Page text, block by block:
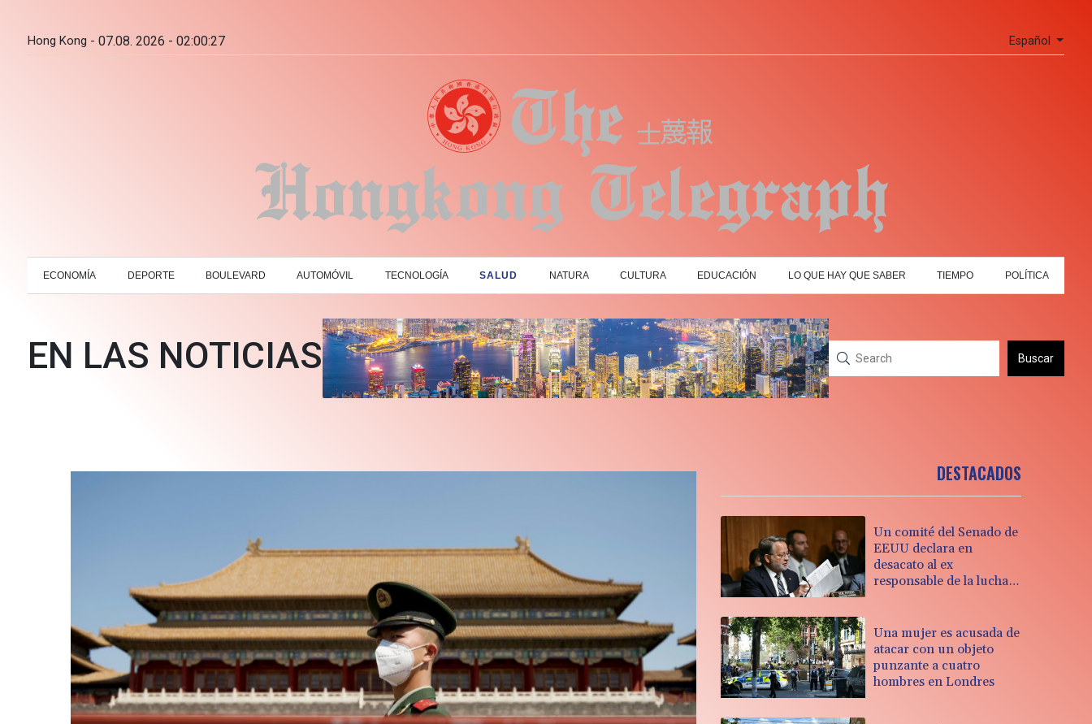
Hong Kong - 07.08. 2026 - 02:00:28 Español
ECONOMÍA DEPORTE BOULEVARD AUTOMÓVIL TECNOLOGÍA SALUD NATURA CULTURA EDUCACIÓN LO QUE HAY QUE SABER TIEMPO POLÍTICA
EN LAS NOTICIAS Buscar
DESTACADOS
Un comité del Senado de
EEUU declara en
desacato al ex
responsable de la lucha
Una mujer es acusada de
atacar con un objeto
punzante a cuatro
hombres en Londres